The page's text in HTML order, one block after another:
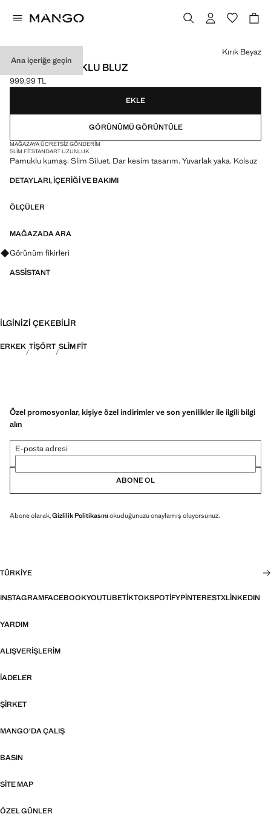
Ana içeriğe geçin
SLIM FIT PAMUKLU BLUZ
Güncel fiyat [999,99 TL ]
999,99 TL
Bir renk seçin
Kırık Beyaz
EKLE
GÖRÜNÜMÜ GÖRÜNTÜLE
MAĞAZAYA ÜCRETSIZ GÖNDERIM
SLIM FITSTANDART UZUNLUK
Pamuklu kumaş. Slim Siluet. Dar kesim tasarım. Yuvarlak yaka. Kolsuz
DETAYLARI, IÇERIĞI VE BAKIMI
ÖLÇÜLER
MAĞAZADA ARA
Görünümler, ürünler ve trendler hakkında sorular sorun
Görünüm fikirleri
ASSISTANT
İLGINIZI ÇEKEBILIR
ERKEK TIŞÖRT SLIM FIT
Özel promosyonlar, kişiye özel indirimler ve son yenilikler ile ilgili bilgi
alın
E-posta adresi
ABONE OL
Abone olarak,Gizlilik Politikasını okuduğunuzu onaylamış oluyorsunuz.
TÜRKIYE
INSTAGRAMFACEBOOKYOUTUBETIKTOKSPOTIFYPINTERESTXLINKEDIN
YARDIM
ALIŞVERIŞLERIM
İADELER
ŞIRKET
MANGO'DA ÇALIŞ
BASIN
SITE MAP
ÖZEL GÜNLER